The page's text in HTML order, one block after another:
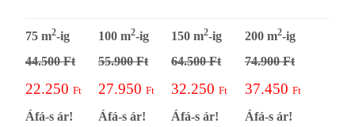
75 m2-ig
44.500 Ft
22.250 Ft
Áfá-s ár!
100 m2-ig
55.900 Ft
27.950 Ft
Áfá-s ár!
150 m2-ig
64.500 Ft
32.250 Ft
Áfá-s ár!
200 m2-ig
74.900 Ft
37.450 Ft
Áfá-s ár!